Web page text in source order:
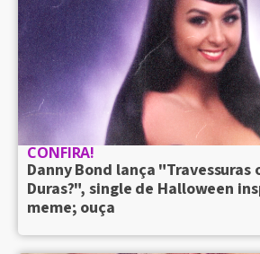
CONFIRA!
Danny Bond lança "Travessuras
Duras?", single de Halloween
meme; ouça